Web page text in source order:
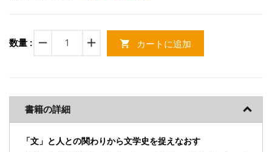
数量 : remove add shopping_cart カートに追加
書籍の詳細
「文」と人との関わりから文学史を捉えなおす